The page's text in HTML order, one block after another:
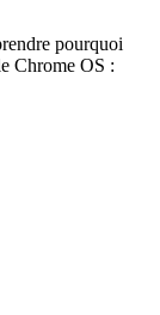
pourquoi
Chrome OS :